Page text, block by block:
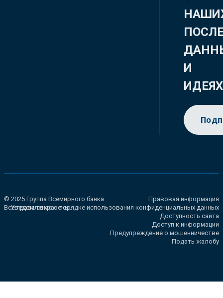
И
ИДЕЯХ
© 2025 Группа Всемирного банка.
Все права сохранены.
Правовая информация
Уведомление о порядке использования конфиденциальных данных
Доступность сайта
Доступ к информации
Предупреждение о мошенничестве
Подать жалобу